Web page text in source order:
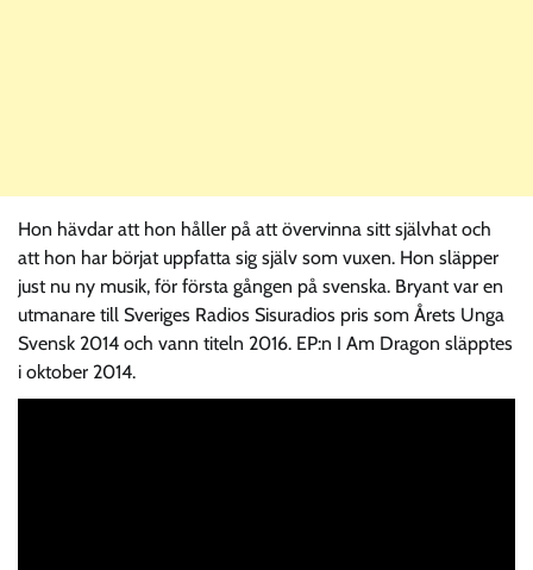
Hon hävdar att hon håller på att övervinna sitt självhat och
att hon har börjat uppfatta sig själv som vuxen. Hon släpper
just nu ny musik, för första gången på svenska. Bryant var en
utmanare till Sveriges Radios Sisuradios pris som Årets Unga
Svensk 2014 och vann titeln 2016. EP:n I Am Dragon släpptes
i oktober 2014.